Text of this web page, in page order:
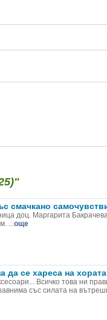
смачкано
доц. Маргарита
...още
да се хареса на
Всичко това ни
със силата на